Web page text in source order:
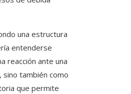
una estructura
entenderse
reacción ante una
sino también como
que permite